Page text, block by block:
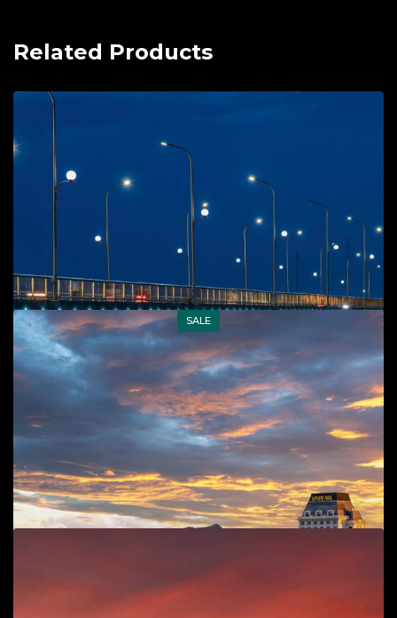
Related Products
T.P Đồng Hới
SALE